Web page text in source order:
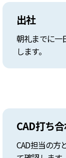
出社
朝礼までに一
します。
CAD打ち
CAD担当の方